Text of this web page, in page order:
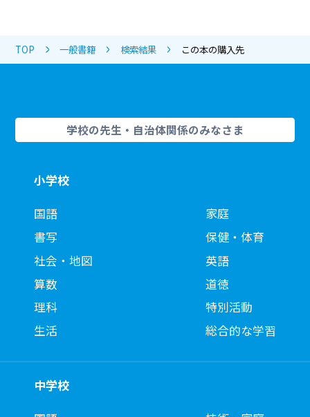
TOP 一般書籍 検索結果 この本の購入先
学校の先生・自治体関係のみなさま
小学校
国語
書写
社会・地図
算数
理科
生活
家庭
保健・体育
英語
道徳
特別活動
総合的な学習
中学校